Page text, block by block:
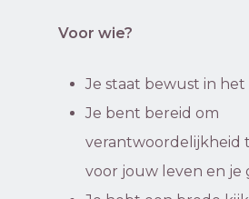
Voor wie?
Je staat bewust in het
Je bent bereid om
verantwoordelijkheid
voor jouw leven en je